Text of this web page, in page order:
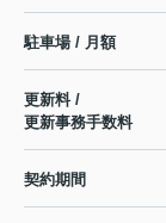
駐車場 / 月額
更新料 /
更新事務手数料
契約期間